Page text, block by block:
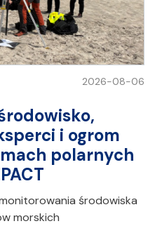
2026-08-06
i ogrom
polarnych
środowiska
morskich